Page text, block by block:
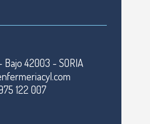
42003 - SORIA
122 007